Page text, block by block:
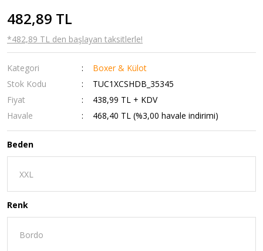
482,89 TL
*482,89 TL den başlayan taksitlerle!
Kategori
Boxer & Külot
Stok Kodu
TUC1XCSHDB_35345
Fiyat
438,99 TL + KDV
Havale
468,40 TL (%3,00 havale indirimi)
Beden
Renk